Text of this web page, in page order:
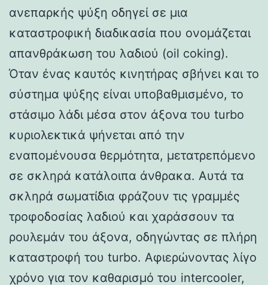
ανεπαρκής ψύξη οδηγεί σε μια
καταστροφική διαδικασία που ονομάζεται
απανθράκωση του λαδιού (oil coking).
Όταν ένας καυτός κινητήρας σβήνει και το
σύστημα ψύξης είναι υποβαθμισμένο, το
στάσιμο λάδι μέσα στον άξονα του turbo
κυριολεκτικά ψήνεται από την
εναπομένουσα θερμότητα, μετατρεπόμενο
σε σκληρά κατάλοιπα άνθρακα. Αυτά τα
σκληρά σωματίδια φράζουν τις γραμμές
τροφοδοσίας λαδιού και χαράσσουν τα
ρουλεμάν του άξονα, οδηγώντας σε πλήρη
καταστροφή του turbo. Αφιερώνοντας λίγο
χρόνο για τον καθαρισμό του intercooler,